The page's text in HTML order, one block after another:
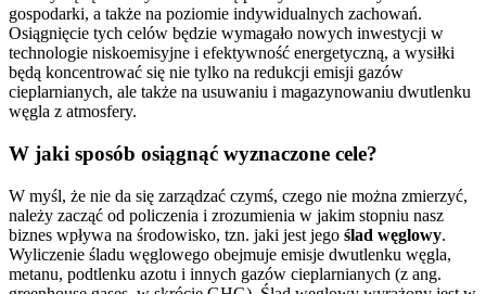
gospodarki, a także na poziomie indywidualnych zachowań.
Osiągnięcie tych celów będzie wymagało nowych inwestycji w
technologie niskoemisyjne i efektywność energetyczną, a wysiłki
będą koncentrować się nie tylko na redukcji emisji gazów
cieplarnianych, ale także na usuwaniu i magazynowaniu dwutlenku
węgla z atmosfery.
W jaki sposób osiągnąć wyznaczone cele?
W myśl, że nie da się zarządzać czymś, czego nie można zmierzyć,
należy zacząć od policzenia i zrozumienia w jakim stopniu nasz
biznes wpływa na środowisko, tzn. jaki jest jego ślad węglowy.
Wyliczenie śladu węglowego obejmuje emisje dwutlenku węgla,
metanu, podtlenku azotu i innych gazów cieplarnianych (z ang.